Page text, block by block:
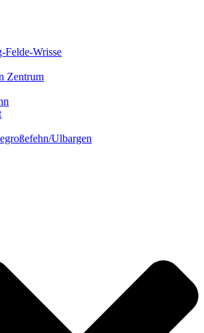
Felde-Wrisse
Zentrum
Ulbargen